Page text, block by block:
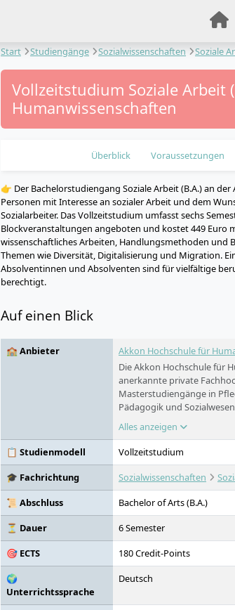
Start Studiengänge Sozialwissenschaften Soziale
Vollzeitstudium Soziale Arbeit
Humanwissenschaften
Überblick Voraussetzungen
👉 Der Bachelorstudiengang Soziale Arbeit (B.A.) an
Personen mit Interesse an sozialer Arbeit und dem
Sozialarbeiter. Das Vollzeitstudium umfasst sechs
Blockveranstaltungen angeboten und kostet 449 Euro
wissenschaftliches Arbeiten, Handlungsmethoden und
Themen wie Diversität, Digitalisierung und Migration.
Absolventinnen und Absolventen sind für vielfältige
berechtigt.
Auf einen Blick
🏫 Anbieter Akkon Hochschule für
Die Akkon Hochschule für
anerkannte private
Masterstudiengänge in
Pädagogik und
Internationalisierung und
Alles anzeigen
📋 Studienmodell
Vollzeitstudium
🎓 Fachrichtung
Sozialwissenschaften
📜 Abschluss
Bachelor of Arts (B.A.)
⏳ Dauer
6 Semester
🎯 ECTS
180 Credit-Points
🌍
Unterrichtssprache
Deutsch